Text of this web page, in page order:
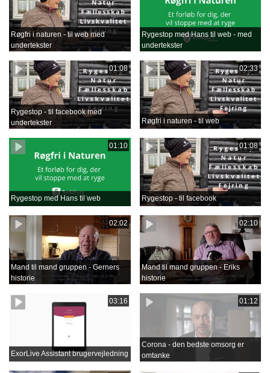
Røgfri i naturen - til web med
undertekster
Rygestop med Hans til web - med
undertekster
01:08
Rygestop - til facebook med
undertekster
02:33
Røgfri i naturen - til web
01:10
Rygestop med Hans til web
01:08
Rygestop - til facebook
02:02
Mand til mand gruppen - Gerners
historie
02:10
Mand til mand gruppen - Eriks
historie
03:16
ExorLive Assistant brugervejledning
01:12
Corona - den bedste omsorg er
omtanke